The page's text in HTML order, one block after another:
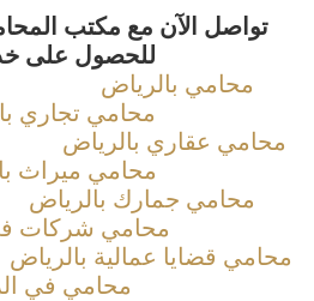
تواصل الآن مع مكتب
للحصول على
محامي بالرياض
محامي تجاري
عقاري بالرياض
محامي ميراث
محامي جمارك بالرياض
محامي شركات في
قضايا عمالية بالرياض
محامي في